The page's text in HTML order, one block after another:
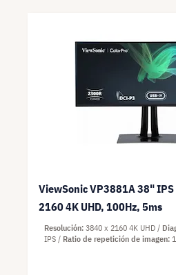
ViewSonic VP3881A 38"
2160 4K UHD, 100Hz, 5ms
Resolución 3840 x 2160 4K UHD
IPS
Ratio de repetición de imagen